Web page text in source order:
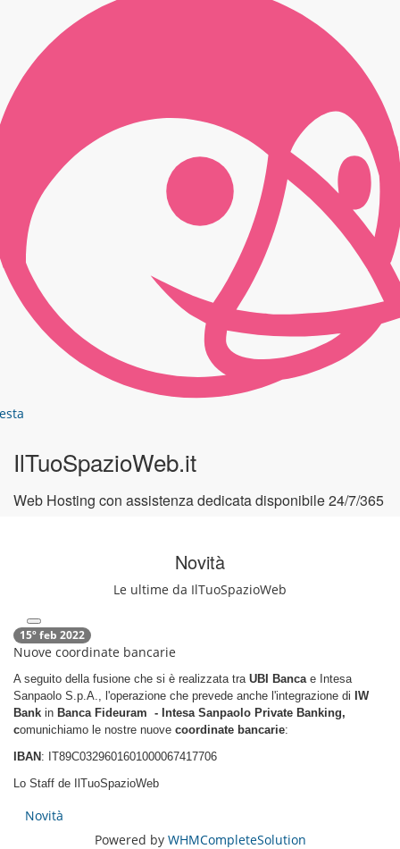
IlTuoSpazioWeb.it
Web Hosting con assistenza dedicata disponibile 24/7/365
Novità
Le ultime da IlTuoSpazioWeb
15º feb 2022
Nuove coordinate bancarie
A seguito della fusione che si è realizzata tra UBI Bancae Intesa
Sanpaolo S.p.A., l'operazione che prevede anche l'integrazione di IW
Bank in Banca Fideuram - Intesa Sanpaolo Private Banking,
comunichiamo le nostre nuove coordinate bancarie:
IBAN : IT89C0329601601000067417706
Lo Staff de IlTuoSpazioWeb
Novità
Powered by WHMCompleteSolution